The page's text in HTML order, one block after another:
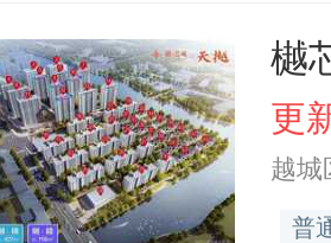
樾
更
越城
普